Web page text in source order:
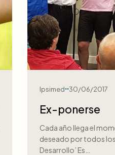
Ipsimed 30/06/2017
Ex-ponerse
Cada año llega el
deseado por todos
Desarrollo’ Es…